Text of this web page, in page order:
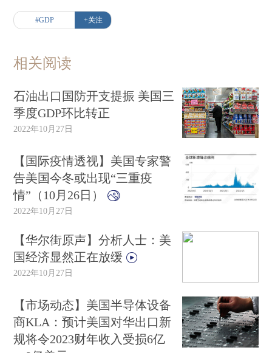
#GDP +关注
相关阅读
石油出口国防开支提振 美国三
季度GDP环比转正
2022年10月27日
【国际疫情透视】美国专家警
告美国今冬或出现“三重疫
情”（10月26日）
2022年10月27日
【华尔街原声】分析人士：美
国经济显然正在放缓
2022年10月27日
【市场动态】美国半导体设备
商KLA：预计美国对华出口新
规将令2023财年收入受损6亿